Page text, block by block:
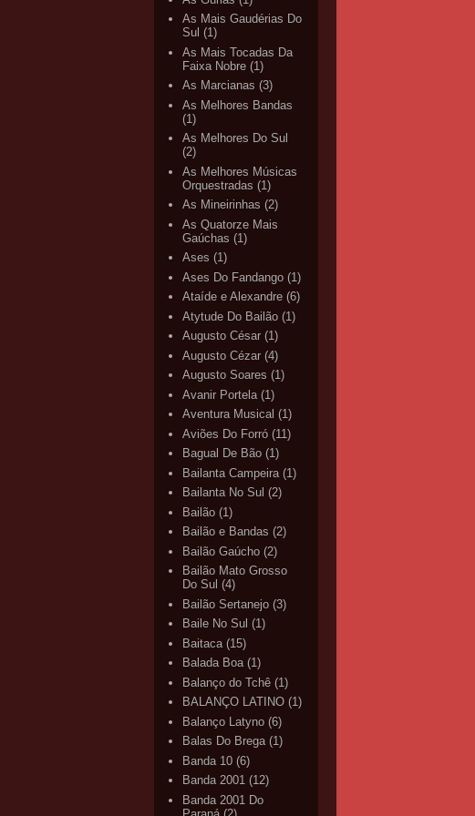
As Mais Gaudérias Do
Sul (1)
As Mais Tocadas Da
Faixa Nobre (1)
As Marcianas (3)
As Melhores Bandas
(1)
As Melhores Do Sul
(2)
As Melhores Músicas
Orquestradas (1)
As Mineirinhas (2)
As Quatorze Mais
Gaúchas (1)
Ases (1)
Ases Do Fandango (1)
Ataíde e Alexandre (6)
Atytude Do Bailão (1)
Augusto César (1)
Augusto Cézar (4)
Augusto Soares (1)
Avanir Portela (1)
Aventura Musical (1)
Aviões Do Forró (11)
Bagual De Bão (1)
Bailanta Campeira (1)
Bailanta No Sul (2)
Bailão (1)
Bailão e Bandas (2)
Bailão Gaúcho (2)
Bailão Mato Grosso
Do Sul (4)
Bailão Sertanejo (3)
Baile No Sul (1)
Baitaca (15)
Balada Boa (1)
Balanço do Tchê (1)
BALANÇO LATINO (1)
Balanço Latyno (6)
Balas Do Brega (1)
Banda 10 (6)
Banda 2001 (12)
Banda 2001 Do